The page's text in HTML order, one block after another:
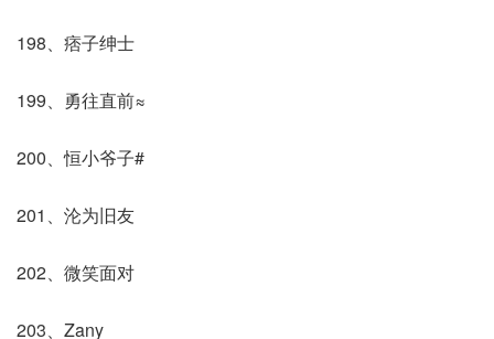
198、痞子绅士
199、勇往直前≈
200、恒小爷子#
201、沦为旧友
202、微笑面对
203、Zany